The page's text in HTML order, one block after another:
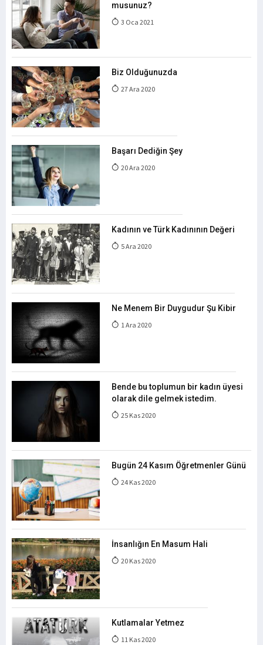
musunuz?
3 Oca 2021
Biz Olduğunuzda
27 Ara 2020
Başarı Dediğin Şey
20 Ara 2020
Kadının ve Türk Kadınının Değeri
5 Ara 2020
Ne Menem Bir Duygudur Şu Kibir
1 Ara 2020
Bende bu toplumun bir kadın üyesi
olarak dile gelmek istedim.
25 Kas 2020
Bugün 24 Kasım Öğretmenler Günü
24 Kas 2020
İnsanlığın En Masum Hali
20 Kas 2020
Kutlamalar Yetmez
11 Kas 2020